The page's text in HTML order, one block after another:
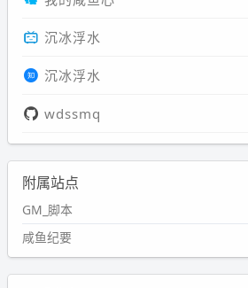
沉冰浮水
沉冰浮水
wdssmq
附属站点
GM_脚本
咸鱼纪要